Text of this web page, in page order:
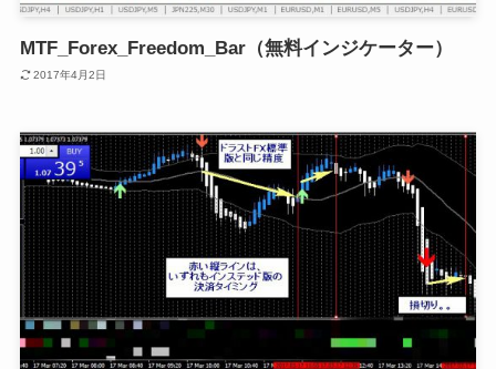
MTF_Forex_Freedom_Bar（無料インジケーター）
2017年4月2日